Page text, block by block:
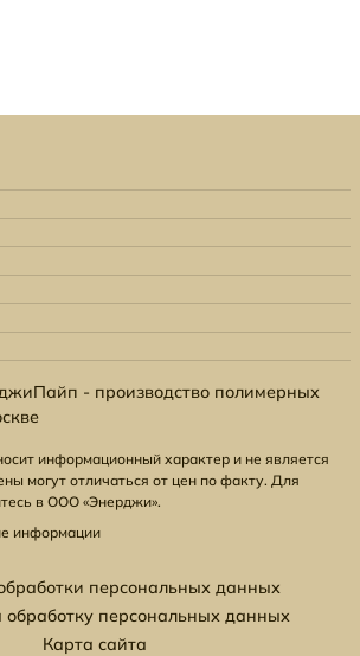
- производство полимерных
информационный характер и не является
могут отличаться от цен по факту. Для
в ООО «Энерджи».
информации
персональных данных
обработку персональных данных
Карта сайта